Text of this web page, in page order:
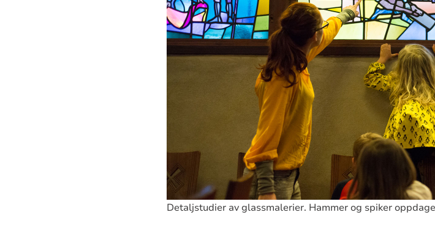
Detaljstudier av glassmalerier. Hammer og spiker